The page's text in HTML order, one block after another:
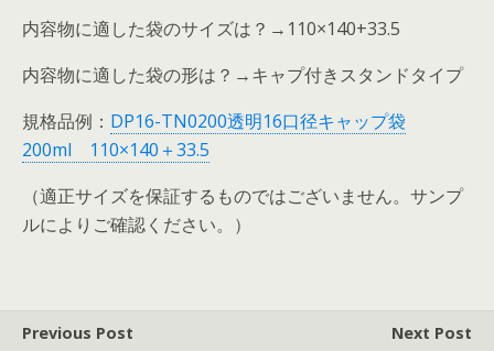
内容物に適した袋のサイズは？→110×140+33.5
内容物に適した袋の形は？→キャプ付きスタンドタイプ
規格品例： DP16-TN0200透明16口径キャップ袋
200ml 110×140＋33.5
（適正サイズを保証するものではございません。サンプ
ルによりご確認ください。）
Previous Post
Next Post